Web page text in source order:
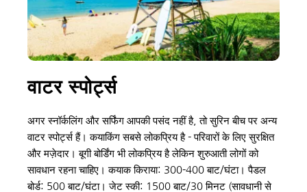
वाटर स्पोर्ट्स
अगर स्नॉर्कलिंग और सर्फिंग आपकी पसंद नहीं है, तो सुरिन बीच पर अन्य
वाटर स्पोर्ट्स हैं। कयाकिंग सबसे लोकप्रिय है - परिवारों के लिए सुरक्षित
और मज़ेदार। बूगी बोर्डिंग भी लोकप्रिय है लेकिन शुरुआती लोगों को
सावधान रहना चाहिए। कयाक किराया: 300-400 बाट/घंटा। पैडल
बोर्ड: 500 बाट/घंटा। जेट स्की: 1500 बाट/30 मिनट (सावधानी से